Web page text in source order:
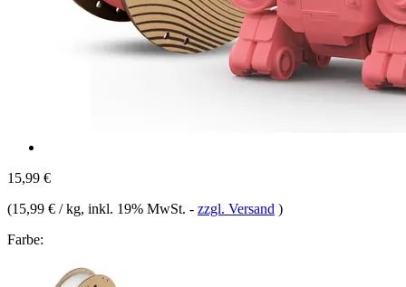
15,99 €
(15,99 € / kg, inkl. 19% MwSt. - zzgl. Versand )
Farbe: